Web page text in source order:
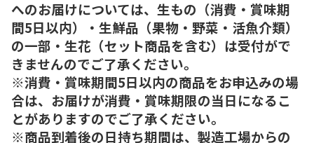
へのお届けについては、生もの（消費・賞味期
間5日以内）・生鮮品（果物・野菜・活魚介類）
の一部・生花（セット商品を含む）は受付がで
きませんのでご了承ください。
※消費・賞味期間5日以内の商品をお申込みの場
合は、お届けが消費・賞味期限の当日になるこ
とがありますのでご了承ください。
※商品到着後の日持ち期間は、製造工場からの